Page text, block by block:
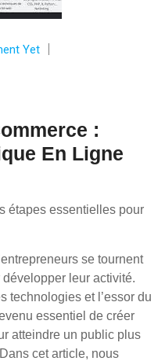
Yet
:
En Ligne
étapes essentielles pour
se tournent
leur activité.
technologies et l’essor du
essentiel de créer
atteindre un public plus
cet article, nous